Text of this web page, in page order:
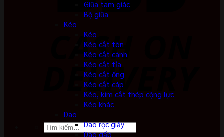
Tìm
Giũa tam giác
Bộ giũa
Kéo
Kéo
Kéo cắt tôn
Kéo cắt cành
Kéo cắt tỉa
Kéo cắt ống
Kéo cắt cáp
Kéo, kìm cắt thép cộng lực
Kéo khác
Dao
Dao rọc giấy
Dao gấp